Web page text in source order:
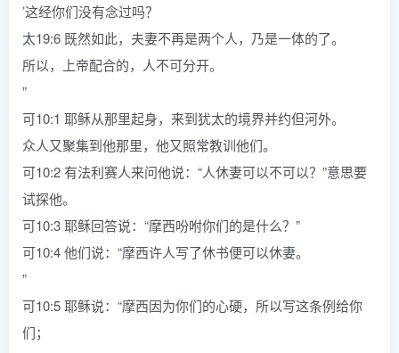
’这经你们没有念过吗？
太19:6 既然如此，夫妻不再是两个人，乃是一体的了。
所以，上帝配合的，人不可分开。
”
可10:1 耶稣从那里起身，来到犹太的境界并约但河外。
众人又聚集到他那里，他又照常教训他们。
可10:2 有法利赛人来问他说：“人休妻可以不可以？”意思要
试探他。
可10:3 耶稣回答说：“摩西吩咐你们的是什么？”
可10:4 他们说：“摩西许人写了休书便可以休妻。
”
可10:5 耶稣说：“摩西因为你们的心硬，所以写这条例给你
们；